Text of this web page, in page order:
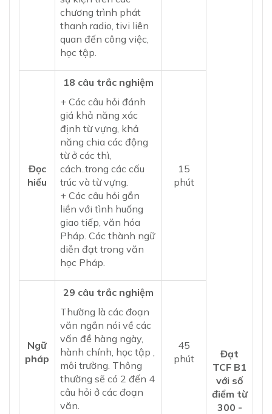
chương trình phát
thanh radio, tivi liên
quan đến công việc,
học tập.
Đạt
TCF B1
với số
điểm từ
300 -
Đọc
hiểu
18 câu trắc nghiệm
+ Các câu hỏi đánh
giá khả năng xác
định từ vựng, khả
năng chia các động
từ ở các thì,
cách..trong các cấu
trúc và từ vựng.
+ Các câu hỏi gắn
liền với tình huống
giao tiếp, văn hóa
Pháp. Các thành ngữ
diễn đạt trong văn
học Pháp.
15
phút
Ngữ
pháp
29 câu trắc nghiệm
Thường là các đoạn
văn ngắn nói về các
vấn đề hàng ngày,
hành chính, học tập ,
môi trường. Thông
thường sẽ có 2 đến 4
câu hỏi ở các đoạn
văn.
45
phút